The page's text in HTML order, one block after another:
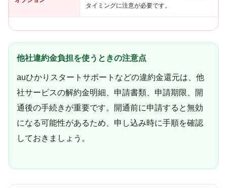
タイミングに注意が必要です。
他社違約金負担を使うときの注意点
auひかりスタートサポートなどの違約金還元は、他
社サービスの解約金明細、申請書類、申請期限、開
通後の手続きが重要です。開通前に申請すると無効
になる可能性があるため、申し込み時に手順を確認
しておきましょう。